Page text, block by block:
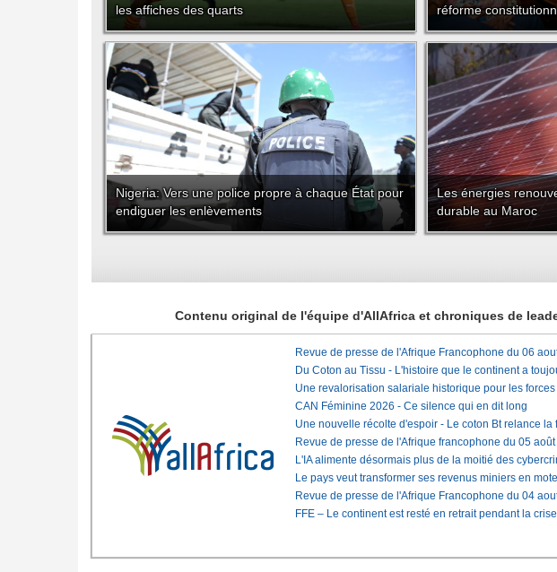
les affiches des quarts
réforme
Nigeria: Vers une police propre à chaque État pour
endiguer les enlèvements
Les énergies
durable au Maroc
Contenu original de l'équipe d'AllAfrica et chroniques de
Revue de presse de l'Afrique Francophone du 06
Du Coton au Tissu - L'histoire que le continent a
Une revalorisation salariale historique pour les
CAN Féminine 2026 - Ce silence qui en dit long
Une nouvelle récolte d'espoir - Le coton Bt relance
Revue de presse de l'Afrique francophone du 05
L'IA alimente désormais plus de la moitié des
Le pays veut transformer ses revenus miniers en
Revue de presse de l'Afrique Francophone du 04
FFE – Le continent est resté en retrait pendant la